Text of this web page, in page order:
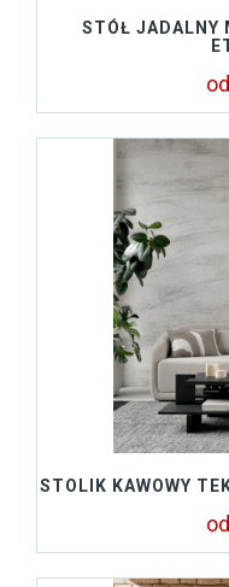
STÓŁ JADALNY
STOLIK KAWOWY